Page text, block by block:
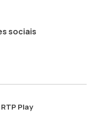
sociais
RTP Play